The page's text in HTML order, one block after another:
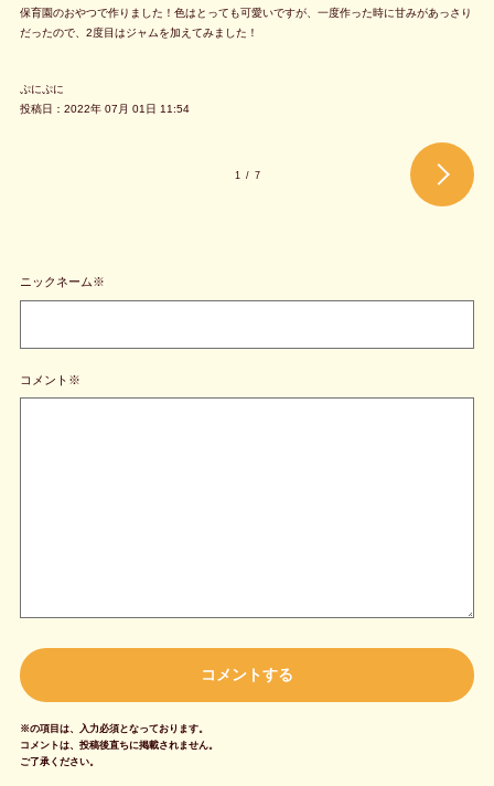
保育園のおやつで作りました！色はとっても可愛いですが、一度作った時に甘みがあっさり
だったので、2度目はジャムを加えてみました！
ぷにぷに
投稿日：2022年 07月 01日 11:54
1 / 7
ニックネーム※
コメント※
※の項目は、入力必須となっております。
コメントは、投稿後直ちに掲載されません。
ご了承ください。